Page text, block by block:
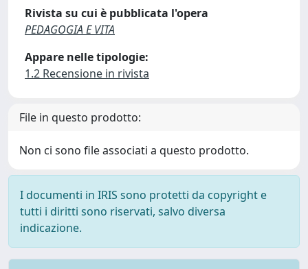
Rivista su cui è pubblicata l'opera
PEDAGOGIA E VITA
Appare nelle tipologie:
1.2 Recensione in rivista
File in questo prodotto:
Non ci sono file associati a questo prodotto.
I documenti in IRIS sono protetti da copyright e
tutti i diritti sono riservati, salvo diversa
indicazione.